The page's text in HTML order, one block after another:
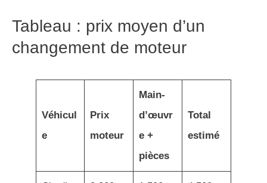
Tableau : prix moyen d’un
changement de moteur
Véhicul
e
Prix
moteur
Main-
d’œuvr
e +
pièces
Total
estimé